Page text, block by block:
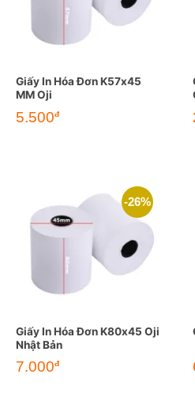
Giấy In Hóa Đơn K57x45
MM Oji
Giá
gốc
5.500đGiá
-26%
Giấy In Hóa Đơn K80x45 Oji
Nhật Bản
Giá
gốc
7.000đGiá